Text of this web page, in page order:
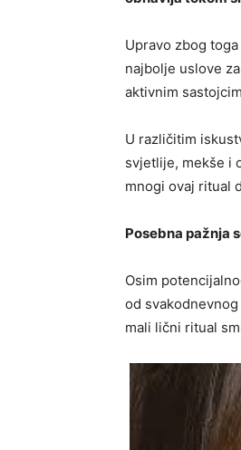
Upravo zbog
najbolje uslove
aktivnim
U različitim
svjetlije, mekše i
mnogi ovaj ritual
Posebna pažnja
Osim
od
mali lični ritual